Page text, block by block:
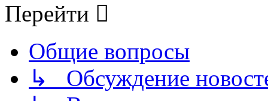
Перейти
Общие вопросы
↳ Обсуждение